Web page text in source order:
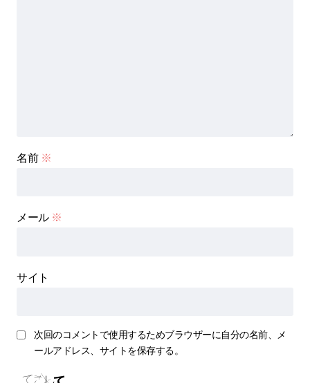
名前 ※
メール ※
サイト
次回のコメントで使用するためブラウザーに自分の名前、メ
ールアドレス、サイトを保存する。